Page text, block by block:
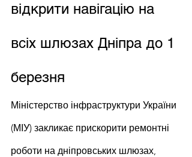
відкрити навігацію на
всіх шлюзах Дніпра до 1
березня
Міністерство інфраструктури України
(МІУ) закликає прискорити ремонтні
роботи на дніпровських шлюзах,